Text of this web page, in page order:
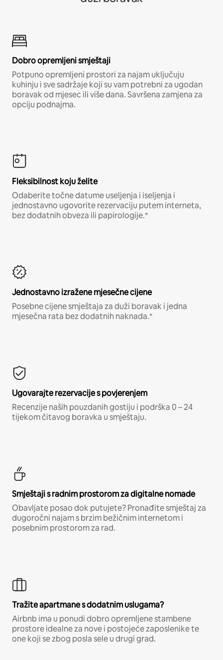
Dobro opremljeni smještaji
Potpuno opremljeni prostori za najam uključuju
kuhinju i sve sadržaje koji su vam potrebni za ugodan
boravak od mjesec ili više dana. Savršena zamjena za
opciju podnajma.
Fleksibilnost koju želite
Odaberite točne datume useljenja i iseljenja i
jednostavno ugovorite rezervaciju putem interneta,
bez dodatnih obveza ili papirologije.*
Jednostavno izražene mjesečne cijene
Posebne cijene smještaja za duži boravak i jedna
mjesečna rata bez dodatnih naknada.*
Ugovarajte rezervacije s povjerenjem
Recenzije naših pouzdanih gostiju i podrška 0 – 24
tijekom čitavog boravka u smještaju.
Smještaji s radnim prostorom za digitalne nomade
Obavljate posao dok putujete? Pronađite smještaj za
dugoročni najam s brzim bežičnim internetom i
posebnim prostorom za rad.
Tražite apartmane s dodatnim uslugama?
Airbnb ima u ponudi dobro opremljene stambene
prostore idealne za nove i postojeće zaposlenike te
one koji se zbog posla sele u drugi grad.